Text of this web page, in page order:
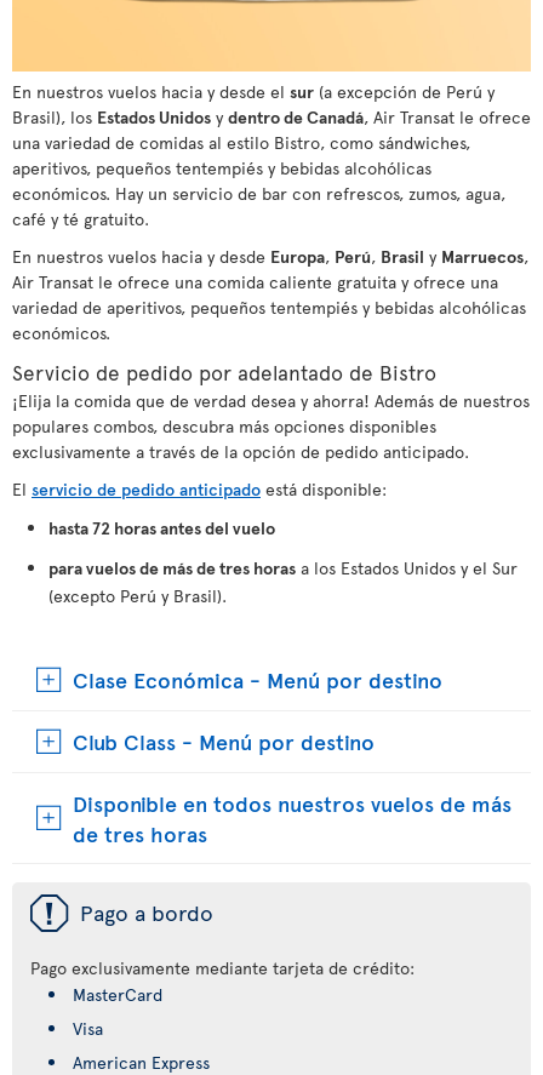
En nuestros vuelos hacia y desde el sur (a excepción de Perú y
Brasil), los Estados Unidos y dentro de Canadá, Air Transat le ofrece
una variedad de comidas al estilo Bistro, como sándwiches,
aperitivos, pequeños tentempiés y bebidas alcohólicas
económicos. Hay un servicio de bar con refrescos, zumos, agua,
café y té gratuito.
En nuestros vuelos hacia y desde Europa, Perú, Brasil y Marruecos,
Air Transat le ofrece una comida caliente gratuita y ofrece una
variedad de aperitivos, pequeños tentempiés y bebidas alcohólicas
económicos.
Servicio de pedido por adelantado de Bistro
¡Elija la comida que de verdad desea y ahorra! Además de nuestros
populares combos, descubra más opciones disponibles
exclusivamente a través de la opción de pedido anticipado.
El servicio de pedido anticipado está disponible:
hasta 72 horas antes del vuelo
para vuelos de más de tres horas a los Estados Unidos y el Sur
(excepto Perú y Brasil).
Clase Económica - Menú por destino
Club Class - Menú por destino
Disponible en todos nuestros vuelos de más
de tres horas
ü Pago a bordo
Pago exclusivamente mediante tarjeta de crédito:
MasterCard
Visa
American Express